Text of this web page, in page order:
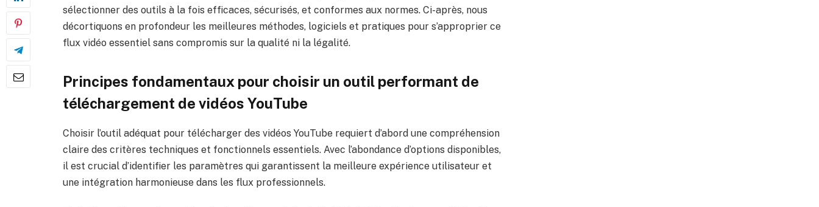
sélectionner des outils à la fois efficaces, sécurisés, et conformes aux normes. Ci-après, nous
décortiquons en profondeur les meilleures méthodes, logiciels et pratiques pour s’approprier ce
flux vidéo essentiel sans compromis sur la qualité ni la légalité.
Principes fondamentaux pour choisir un outil performant de
téléchargement de vidéos YouTube
Choisir l’outil adéquat pour télécharger des vidéos YouTube requiert d’abord une compréhension
claire des critères techniques et fonctionnels essentiels. Avec l’abondance d’options disponibles,
il est crucial d’identifier les paramètres qui garantissent la meilleure expérience utilisateur et
une intégration harmonieuse dans les flux professionnels.